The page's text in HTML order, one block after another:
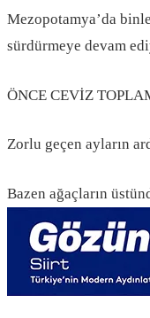
Mezopotamya’da
sürdürmeye devam
ÖNCE CEVİZ
Zorlu geçen ayların
Bazen ağaçların